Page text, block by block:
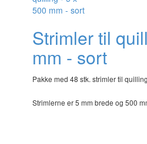
Strimler til
mm - sort
Pakke med 48 stk. strimler til
Strimlerne er 5 mm brede og 500